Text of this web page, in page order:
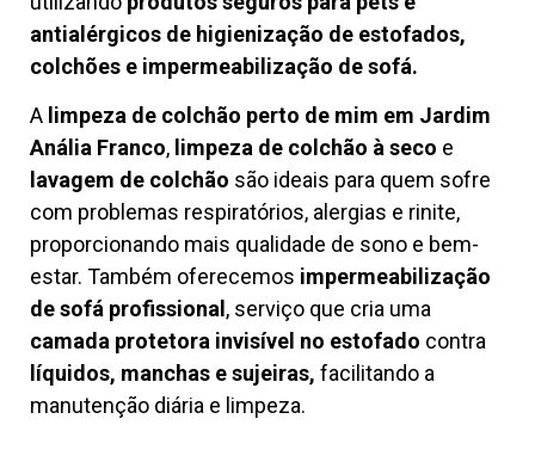
antialérgicos de higienização de estofados,
colchões e impermeabilização de sofá.
A limpeza de colchão perto de mim em Jardim
Anália Franco, limpeza de colchão à seco e
lavagem de colchão são ideais para quem sofre
com problemas respiratórios, alergias e rinite,
proporcionando mais qualidade de sono e bem-
estar. Também oferecemos impermeabilização
de sofá profissional , serviço que cria uma
camada protetora invisível no estofado contra
líquidos, manchas e sujeiras, facilitando a
manutenção diária e limpeza.